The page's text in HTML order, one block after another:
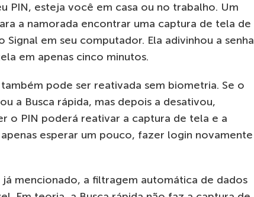
PIN, esteja você em casa ou no trabalho. Um
a namorada encontrar uma captura de tela de
Signal em seu computador. Ela adivinhou a senha
em apenas cinco minutos.
pode ser reativada sem biometria. Se o
a Busca rápida, mas depois a desativou,
o PIN poderá reativar a captura de tela e a
esperar um pouco, fazer login novamente
mencionado, a filtragem automática de dados